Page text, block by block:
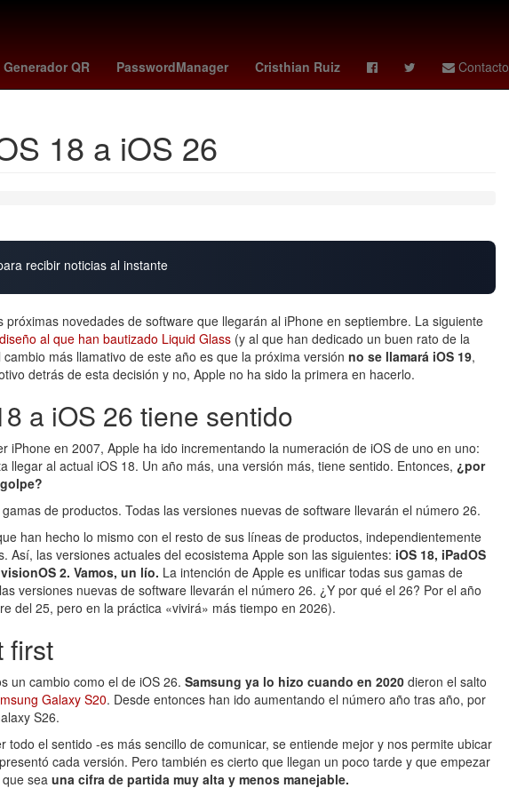
Generador QR PasswordManager Cristhian Ruiz Contacto
Empresa HBO Verónica Castro Desalojo
18 a iOS 26
recibir noticias al instante
próximas novedades de software que llegarán al iPhone en septiembre. La siguiente
al que han bautizado Liquid Glass (y al que han dedicado un buen rato de la
más llamativo de este año es que la próxima versión no se llamará iOS 19,
detrás de esta decisión y no, Apple no ha sido la primera en hacerlo.
a iOS 26 tiene sentido
iPhone en 2007, Apple ha ido incrementando la numeración de iOS de uno en uno:
llegar al actual iOS 18. Un año más, una versión más, tiene sentido. Entonces, ¿por
de productos. Todas las versiones nuevas de software llevarán el número 26.
han hecho lo mismo con el resto de sus líneas de productos, independientemente
Así, las versiones actuales del ecosistema Apple son las siguientes: iOS 18, iPadOS
2. Vamos, un lío. La intención de Apple es unificar todas sus gamas de
versiones nuevas de software llevarán el número 26. ¿Y por qué el 26? Por el año
del 25, pero en la práctica «vivirá» más tiempo en 2026).
first
un cambio como el de iOS 26. Samsung ya lo hizo cuando en 2020 dieron el salto
Galaxy S20. Desde entonces han ido aumentando el número año tras año, por
S26.
todo el sentido -es más sencillo de comunicar, se entiende mejor y nos permite ubicar
cada versión. Pero también es cierto que llegan un poco tarde y que empezar
sea una cifra de partida muy alta y menos manejable.